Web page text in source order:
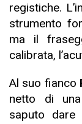
registiche.
strumento
ma il
calibrata,
Al suo fianco
netto di
saputo